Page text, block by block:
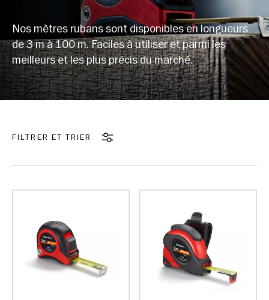
Nos mètres rubans sont disponibles en longueurs
de 3 m à 100 m. Faciles à utiliser et parmi les
meilleurs et les plus précis du marché.
FILTRER ET TRIER